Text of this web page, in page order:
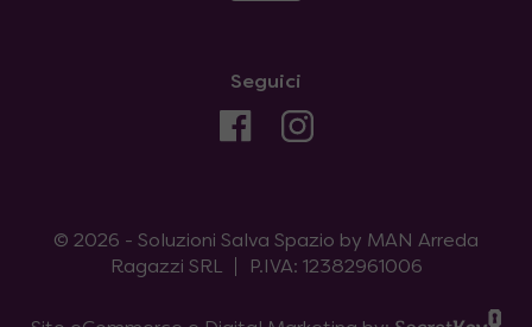
Seguici
© 2026 - Soluzioni Salva Spazio by MAN Arreda
Ragazzi SRL
P.IVA: 12382961006